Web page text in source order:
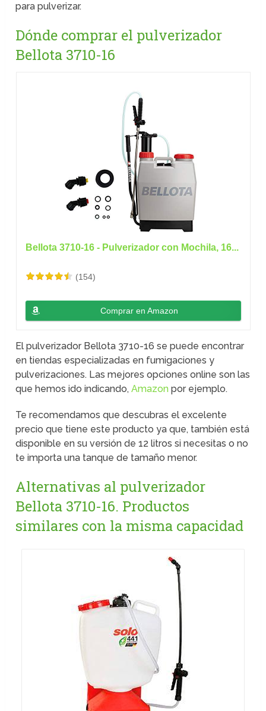
para pulverizar.
Dónde comprar el pulverizador
Bellota 3710-16
Bellota 3710-16 - Pulverizador con Mochila, 16...
(154)
Comprar en Amazon
El pulverizador Bellota 3710-16 se puede encontrar
en tiendas especializadas en fumigaciones y
pulverizaciones. Las mejores opciones online son las
que hemos ido indicando,Amazon por ejemplo.
Te recomendamos que descubras el excelente
precio que tiene este producto ya que, también está
disponible en su versión de 12 litros si necesitas o no
te importa una tanque de tamaño menor.
Alternativas al pulverizador
Bellota 3710-16. Productos
similares con la misma capacidad